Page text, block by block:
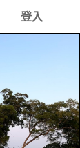
登入